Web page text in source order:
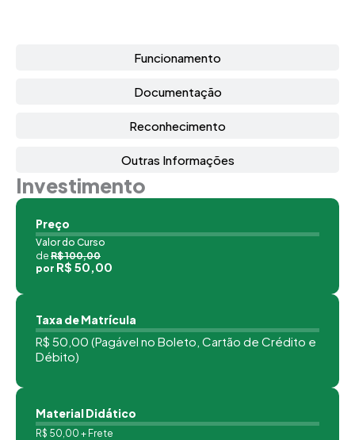
Funcionamento
Documentação
Reconhecimento
Outras Informações
Investimento
Preço
Valor do Curso
de R$ 100,00
por R$ 50,00
Taxa de Matrícula
R$ 50,00 (Pagável no Boleto, Cartão de Crédito e
Débito)
Material Didático
R$ 50,00 + Frete